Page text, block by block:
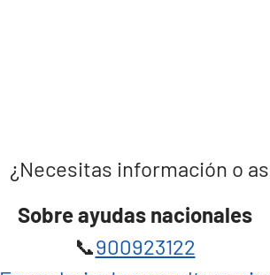
¿Necesitas información o
Sobre ayudas nacionales
📞900923122